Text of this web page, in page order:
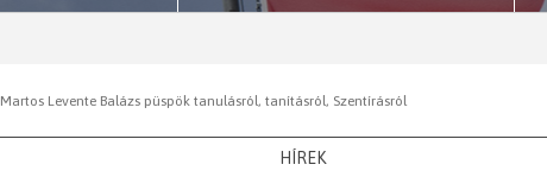
Martos Levente Balázs püspök tanulásról, tanításról, Szentírásról
HÍREK